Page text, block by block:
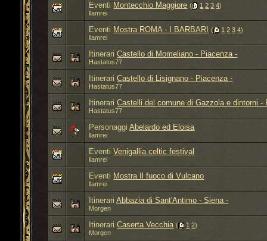
Eventi Montecchio Maggiore ‎( 1 2 3 4)
llamrei
Eventi Mostra ROMA - I BARBARI ‎( 1 2 3 4)
llamrei
ItinerariCastello di Momeliano - Piacenza -
Hastatus77
ItinerariCastello di Lisignano - Piacenza -
Hastatus77
ItinerariCastelli del comune di Gazzola e dintorni -
Hastatus77
PersonaggiAbelardo ed Eloisa
llamrei
EventiVenigallia celtic festival
llamrei
Eventi Mostra Il fuoco di Vulcano
llamrei
ItinerariAbbazia di Sant'Antimo - Siena -
Morgen
ItinerariCaserta Vecchia‎( 1 2)
Morgen